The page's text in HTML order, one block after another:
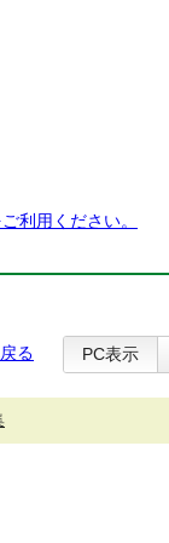
利用ください。
る PC表示